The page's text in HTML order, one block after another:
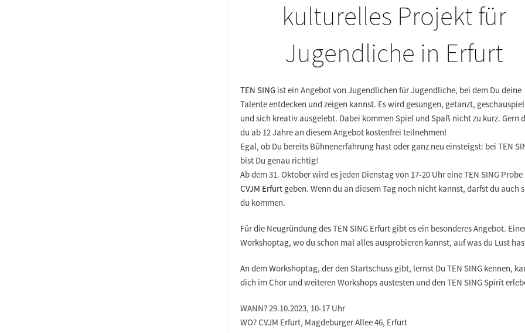
kulturelles Projekt für
Jugendliche in Erfurt
TEN SING ist ein Angebot von Jugendlichen für Jugendliche, bei dem Du deine
Talente entdecken und zeigen kannst. Es wird gesungen, getanzt,
und sich kreativ ausgelebt. Dabei kommen Spiel und Spaß nicht zu kurz. Gern
du ab 12 Jahre an diesem Angebot kostenfrei teilnehmen!
Egal, ob Du bereits Bühnenerfahrung hast oder ganz neu einsteigst: bei TEN
bist Du genau richtig!
Ab dem 31. Oktober wird es jeden Dienstag von 17-20 Uhreine TEN SING
CVJM Erfurt geben. Wenn du an diesem Tag noch nicht kannst, darfst du auch
du kommen.
Für die Neugründung des TEN SING Erfurt gibt es ein besonderes Angebot.
Workshoptag, wo du schon mal alles ausprobieren kannst, auf was du Lust
An dem Workshoptag, der den Startschuss gibt, lernst Du TEN SING kennen,
dich im Chor und weiteren Workshops austesten und den TEN SING Spirit
WANN? 29.10.2023, 10-17 Uhr
WO? CVJM Erfurt, Magdeburger Allee 46, Erfurt